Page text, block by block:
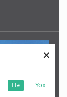
Yox
Hə
×